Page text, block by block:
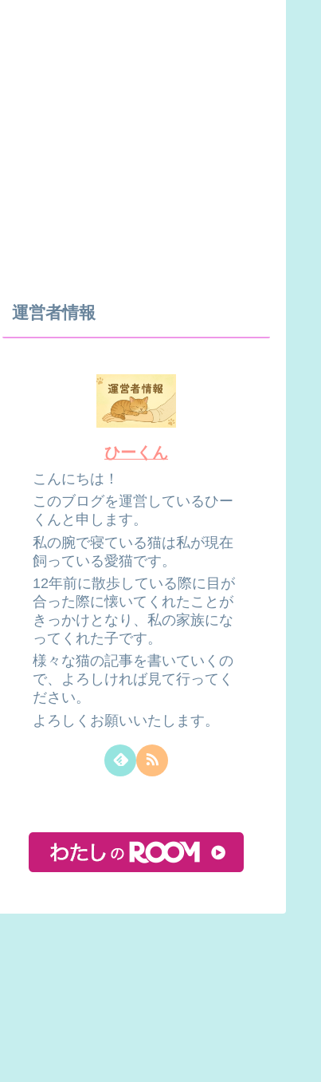
運営者情報
ひーくん
こんにちは！
このブログを運営しているひー
くんと申します。
私の腕で寝ている猫は私が現在
飼っている愛猫です。
12年前に散歩している際に目が
合った際に懐いてくれたことが
きっかけとなり、私の家族にな
ってくれた子です。
様々な猫の記事を書いていくの
で、よろしければ見て行ってく
ださい。
よろしくお願いいたします。